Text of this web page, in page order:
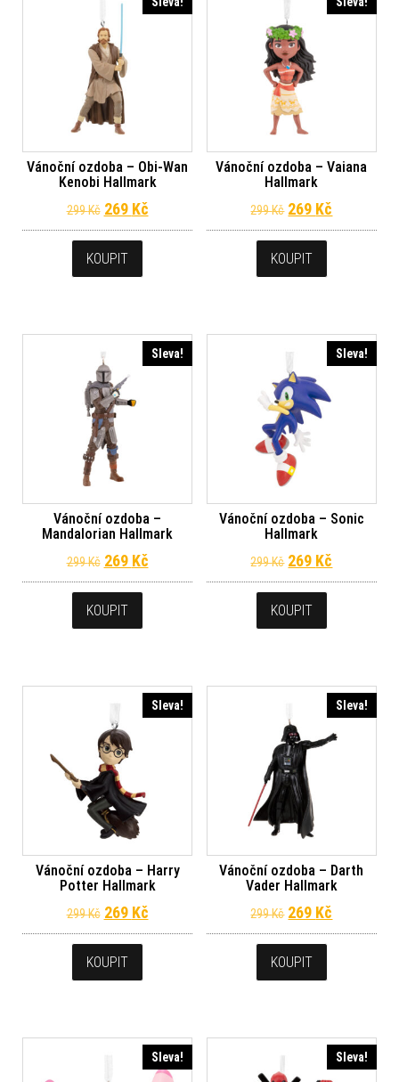
Vánoční ozdoba – Obi-Wan
Kenobi Hallmark
299Kč Původní cena byla: 299 Kč.
269 KčAktuální cena je: 269 Kč.
KOUPIT
Vánoční ozdoba – Vaiana
Hallmark
299Kč Původní cena
269 Kč
KOUPIT
Sleva!
Vánoční ozdoba –
Mandalorian Hallmark
299Kč Původní cena byla: 299 Kč.
269 KčAktuální cena je: 269 Kč.
KOUPIT
Sleva!
Vánoční ozdoba – Sonic
Hallmark
299Kč Původní cena
269 Kč
KOUPIT
Sleva!
Vánoční ozdoba – Harry
Potter Hallmark
299Kč Původní cena byla: 299 Kč.
269 KčAktuální cena je: 269 Kč.
KOUPIT
Sleva!
Vánoční ozdoba – Darth
Vader Hallmark
299Kč Původní cena
269 Kč
KOUPIT
Sleva! Sleva!